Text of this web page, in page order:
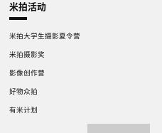
米拍活动
米拍大学生摄影夏令营
米拍摄影奖
影像创作营
好物众拍
有米计划